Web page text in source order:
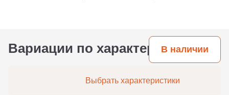
Вариации по характеристикам
В наличии
Выбрать характеристики